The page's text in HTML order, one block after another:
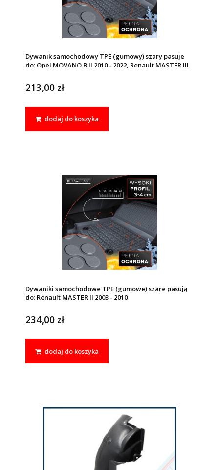
Dywanik samochodowy TPE (gumowy) szary pasuje
do: Opel MOVANO B II 2010 - 2022, Renault MASTER III
213,00 zł
dodaj do koszyka
Dywaniki samochodowe TPE (gumowe) szare pasują
do: Renault MASTER II 2003 - 2010
234,00 zł
dodaj do koszyka